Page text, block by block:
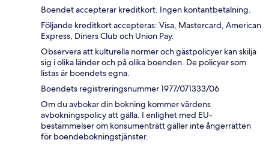
Boendet accepterar kreditkort. Ingen kontantbetalning.
Följande kreditkort accepteras: Visa, Mastercard, American
Express, Diners Club och Union Pay.
Observera att kulturella normer och gästpolicyer kan skilja
sig i olika länder och på olika boenden. De policyer som
listas är boendets egna.
Boendets registreringsnummer 1977/071333/06
Om du avbokar din bokning kommer värdens
avbokningspolicy att gälla. I enlighet med EU-
bestämmelser om konsumenträtt gäller inte ångerrätten
för boendebokningstjänster.